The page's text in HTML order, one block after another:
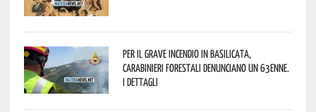
Per il grave incendio in Basilicata,
Carabinieri forestali denunciano un 63enne.
I dettagli